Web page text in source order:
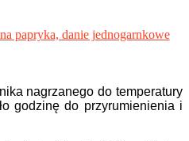
nagrzanego do temperatury
godzinę do przyrumienienia i